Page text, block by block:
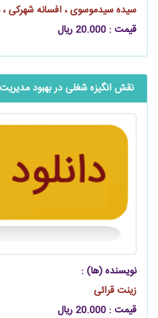
سیده سیدموسوی ، افسانه شهرکی ،
قیمت : 20.000 ریال
نقش انگیزه شغلی در بهبود
نویسنده (ها) :
زینت قرائی
قیمت : 20.000 ریال